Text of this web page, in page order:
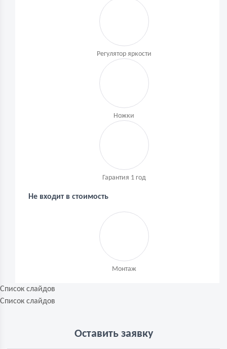
Регулятор яркости
Ножки
Гарантия 1 год
Не входит в стоимость
Монтаж
Список слайдов
Список слайдов
Оставить заявку